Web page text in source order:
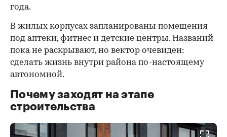
года.
В жилых корпусах запланированы помещения
под аптеки, фитнес и детские центры. Названий
пока не раскрывают, но вектор очевиден:
сделать жизнь внутри района по-настоящему
автономной.
Почему заходят на этапе
строительства